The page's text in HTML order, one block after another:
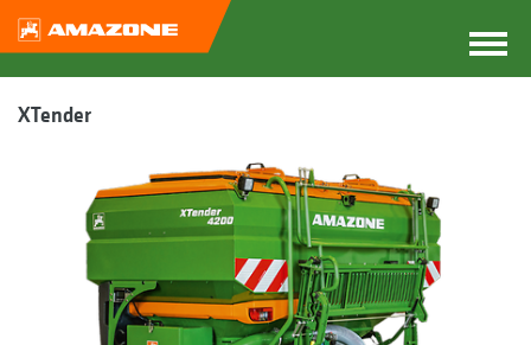
XTender